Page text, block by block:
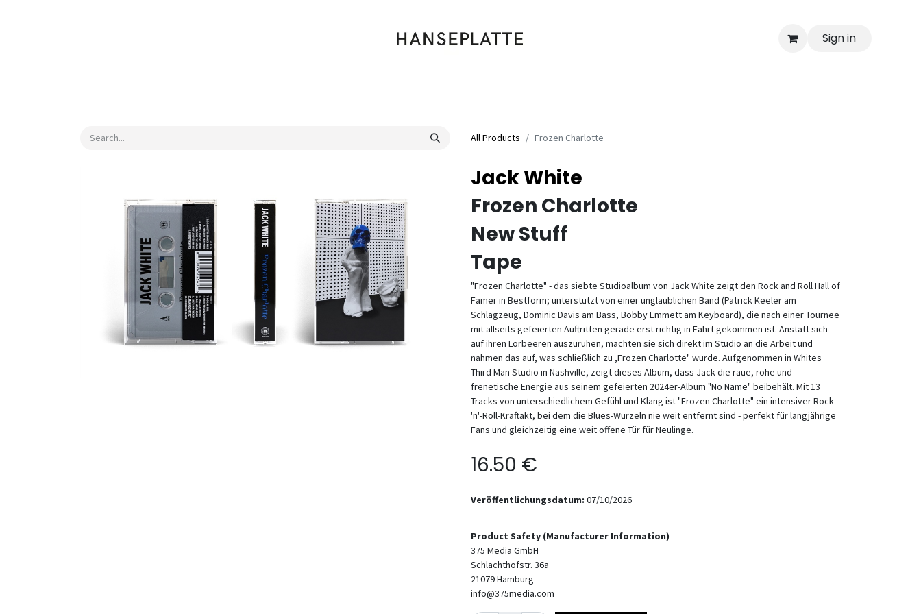
Sign in
All Products Frozen Charlotte
Jack White
Frozen Charlotte
New Stuff
Tape
"Frozen Charlotte" - das siebte Studioalbum von Jack White zeigt den Rock and Roll Hall of
Famer in Bestform; unterstützt von einer unglaublichen Band (Patrick Keeler am
Schlagzeug, Dominic Davis am Bass, Bobby Emmett am Keyboard), die nach einer Tournee
mit allseits gefeierten Auftritten gerade erst richtig in Fahrt gekommen ist. Anstatt sich
auf ihren Lorbeeren auszuruhen, machten sie sich direkt im Studio an die Arbeit und
nahmen das auf, was schließlich zu ,Frozen Charlotte" wurde. Aufgenommen in Whites
Third Man Studio in Nashville, zeigt dieses Album, dass Jack die raue, rohe und
frenetische Energie aus seinem gefeierten 2024er-Album "No Name" beibehält. Mit 13
Tracks von unterschiedlichem Gefühl und Klang ist "Frozen Charlotte" ein intensiver Rock-
'n'-Roll-Kraftakt, bei dem die Blues-Wurzeln nie weit entfernt sind - perfekt für langjährige
Fans und gleichzeitig eine weit offene Tür für Neulinge.
16.50 €
Veröffentlichungsdatum: 07/10/2026
Product Safety (Manufacturer Information)
375 Media GmbH
Schlachthofstr. 36a
21079Hamburg
info@375media.com